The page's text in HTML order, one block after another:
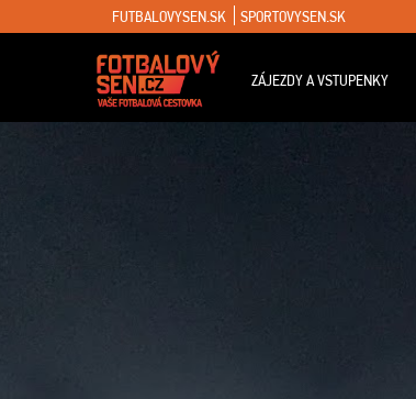
FUTBALOVYSEN.SK SPORTOVYSEN.SK
ZÁJEZDY A VSTUPENKY